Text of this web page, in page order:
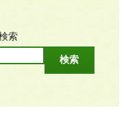
索